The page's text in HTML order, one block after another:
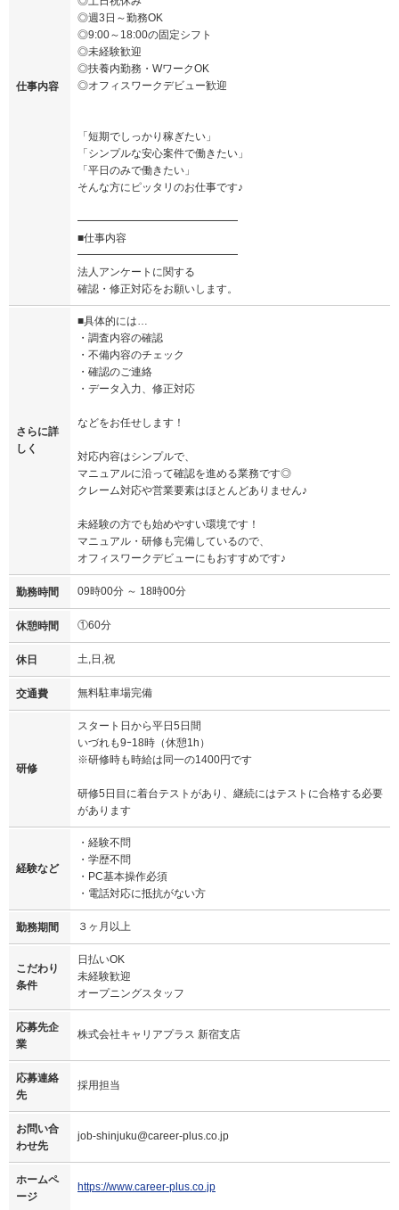
仕事内容
◎週3日～勤務OK
◎9:00～18:00の固定シフト
◎未経験歓迎
◎扶養内勤務・WワークOK
◎オフィスワークデビュー歓迎
「短期でしっかり稼ぎたい」
「シンプルな安心案件で働きたい」
「平日のみで働きたい」
そんな方にピッタリのお仕事です♪
━━━━━━━━━━━━━━━
■仕事内容
━━━━━━━━━━━━━━━
法人アンケートに関する
確認・修正対応をお願いします。
さらに詳
しく
■具体的には…
・調査内容の確認
・不備内容のチェック
・確認のご連絡
・データ入力、修正対応
などをお任せします！
対応内容はシンプルで、
マニュアルに沿って確認を進める業務です◎
クレーム対応や営業要素はほとんどありません♪
未経験の方でも始めやすい環境です！
マニュアル・研修も完備しているので、
オフィスワークデビューにもおすすめです♪
勤務時間 09時00分 ～ 18時00分
休憩時間 ①60分
休日 土,日,祝
交通費 無料駐車場完備
研修
スタート日から平日5日間
いづれも9ｰ18時（休憩1h）
※研修時も時給は同一の1400円です
研修5日目に着台テストがあり、継続にはテストに合格する必要
があります
経験など
・経験不問
・学歴不問
・PC基本操作必須
・電話対応に抵抗がない方
勤務期間 ３ヶ月以上
こだわり
条件
日払いOK
未経験歓迎
オープニングスタッフ
応募先企
業
株式会社キャリアプラス 新宿支店
応募連絡
先
採用担当
お問い合
わせ先
job-shinjuku@career-plus.co.jp
ホームペ
ージ
https://www.career-plus.co.jp